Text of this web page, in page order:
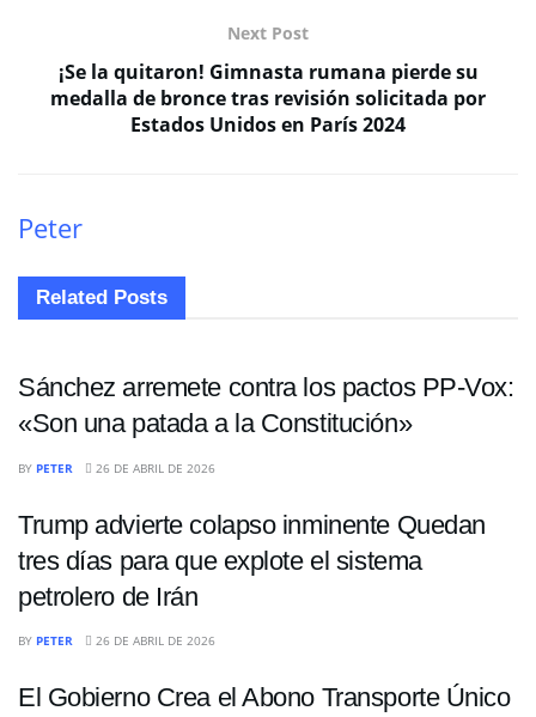
Next Post
¡Se la quitaron! Gimnasta rumana pierde su
medalla de bronce tras revisión solicitada por
Estados Unidos en París 2024
Peter
Related Posts
INTERNACIONALES
Sánchez arremete contra los pactos PP-Vox:
«Son una patada a la Constitución»
BY PETER 26 DE ABRIL DE 2026
Trump advierte colapso inminente Quedan
tres días para que explote el sistema
petrolero de Irán
BY PETER 26 DE ABRIL DE 2026
El Gobierno Crea el Abono Transporte Único